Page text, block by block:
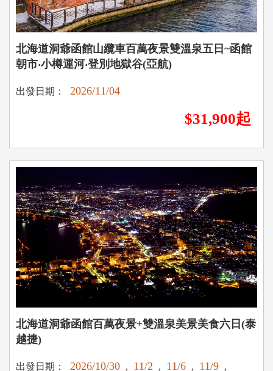
北海道洞爺函館山纜車百萬夜景雙溫泉五日~函館
朝市‧小樽運河‧登別地獄谷(亞航)
出發日期： 2026/11/04
$31,900起
北海道洞爺函館百萬夜景+雙溫泉美景美食六日(泰
越捷)
出發日期： 2026/10/30 , 11/2 , 11/6 , 11/9 ,